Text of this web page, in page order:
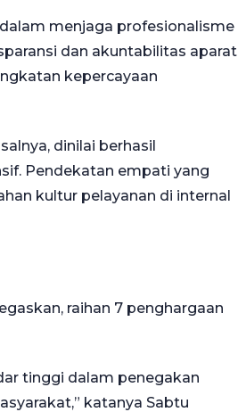
menjaga profesionalisme
dan akuntabilitas aparat
kepercayaan
dinilai berhasil
Pendekatan empati yang
kultur pelayanan di internal
raihan 7 penghargaan
tinggi dalam penegakan
katanya Sabtu